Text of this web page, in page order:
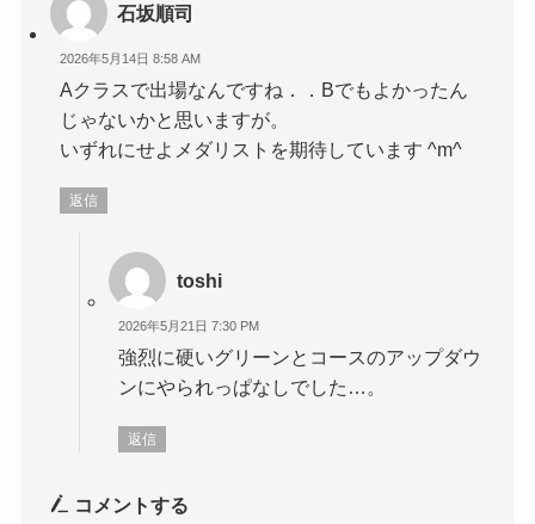
石坂順司
2026年5月14日 8:58 AM
Aクラスで出場なんですね．．Bでもよかったん
じゃないかと思いますが。
いずれにせよメダリストを期待しています ^m^
返信
toshi
2026年5月21日 7:30 PM
強烈に硬いグリーンとコースのアップダウ
ンにやられっぱなしでした…。
返信
コメントする